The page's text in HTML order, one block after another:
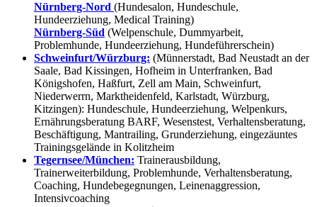
Nürnberg-Nord (Hundesalon, Hundeschule,
Hundeerziehung, Medical Training)
Nürnberg-Süd (Welpenschule, Dummyarbeit,
Problemhunde, Hundeerziehung, Hundeführerschein)
Schweinfurt/Würzburg: (Münnerstadt, Bad Neustadt an der
Saale, Bad Kissingen, Hofheim in Unterfranken, Bad
Königshofen, Haßfurt, Zell am Main, Schweinfurt,
Niederwerrn, Marktheidenfeld, Karlstadt, Würzburg,
Kitzingen): Hundeschule, Hundeerziehung, Welpenkurs,
Ernährungsberatung BARF, Wesenstest, Verhaltensberatung,
Beschäftigung, Mantrailing, Grunderziehung, eingezäuntes
Trainingsgelände in Kolitzheim
Tegernsee/München: Trainerausbildung,
Trainerweiterbildung, Problemhunde, Verhaltensberatung,
Coaching, Hundebegegnungen, Leinenaggression,
Intensivcoaching